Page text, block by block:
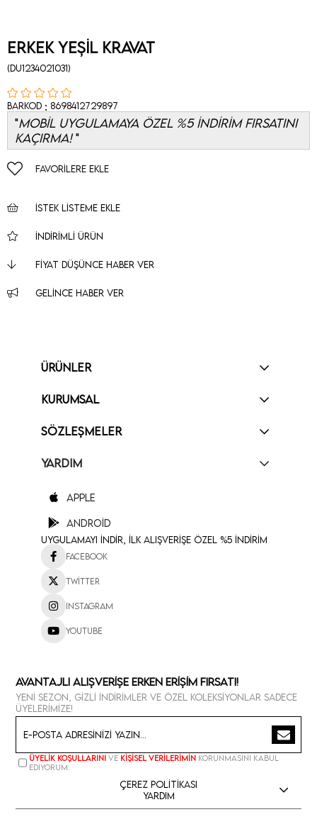
Erkek Yeşil Kravat
(DU1234021031)
Barkod : 8698412729897
MOBİL UYGULAMAYA ÖZEL %5 İNDİRİM FIRSATINI
KAÇIRMA!
FAVORILERE EKLE
İSTEK LISTEME EKLE
İNDIRIMLI ÜRÜN
FIYAT DÜŞÜNCE HABER VER
GELINCE HABER VER
ÜRÜNLER
KURUMSAL
SÖZLEŞMELER
YARDIM
Apple
Android
Uygulamayı İndir, İlk Alışverişe Özel %5 İndirim
Facebook
Twitter
Instagram
Youtube
Avantajlı Alışverişe Erken Erişim Fırsatı!
Yeni sezon, gizli indirimler ve özel koleksiyonlar sadece
üyelerimize!
Üyelik koşullarını ve kişisel verilerimin korunmasını kabul
ediyorum.
Çerez Politikası
Yardım